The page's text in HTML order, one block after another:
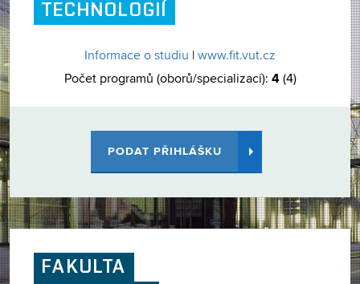
TECHNOLOGIÍ
Informace o studiu
www.fit.vut.cz
Počet programů (oborů/specializací): 4(4)
PODAT PŘIHLÁŠKU
FAKULTA